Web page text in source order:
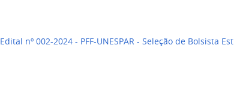
Edital nº 002-2024 - PFF-UNESPAR - Seleção de Bolsista